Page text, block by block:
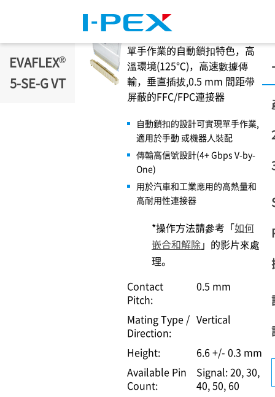
EVAFLEX®
5-SE-G VT
單手作業的自動鎖扣特色，高
溫環境(125℃)，高速數據傳
輸，垂直插拔,0.5 mm 間距帶
屏蔽的FFC/FPC連接器
自動鎖扣的設計可實現單手作業,
適用於手動 或機器人裝配
傳輸高信號設計(4+ Gbps V-by-
One)
用於汽車和工業應用的高熱量和
高耐用性連接器
*操作方法請參考「如何
嵌合和解除」的影片來處
理。
Contact
Pitch:
0.5 mm
Mating Type /
Direction:
Vertical
Height:
6.6 +/- 0.3 mm
Available Pin
Count:
Signal: 20, 30,
40, 50, 60